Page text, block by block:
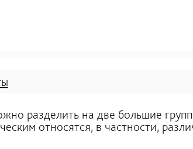
разделить на две большие
относятся, в частности,